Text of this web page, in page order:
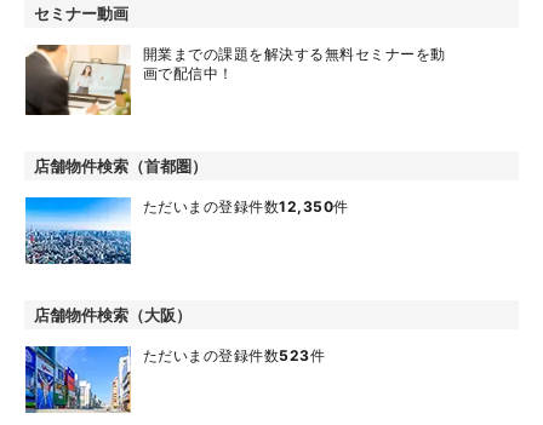
セミナー動画
開業までの課題を解決する無料セミナーを動
画で配信中！
店舗物件検索（首都圏）
ただいまの登録件数12,350件
店舗物件検索（大阪）
ただいまの登録件数523件